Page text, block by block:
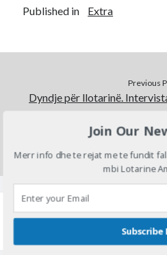
Published in Extra
Previous
Dyndje për llotarinë.
Next
Mes të fejuarit dhe
One
Join Our
Merr info dhe te rejat me te fundit
mbi Lotarine
Subscribe